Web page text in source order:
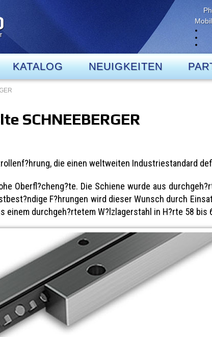
KATALOG NEUIGKEITEN
SCHNEEBERGER
die einen weltweiten Industriestandard
Oberfl?cheng?te. Die Schiene wurde aus
F?hrungen wird dieser Wunsch durch
einem durchgeh?rtetem W?lzlagerstahl in H?rte 58 bis